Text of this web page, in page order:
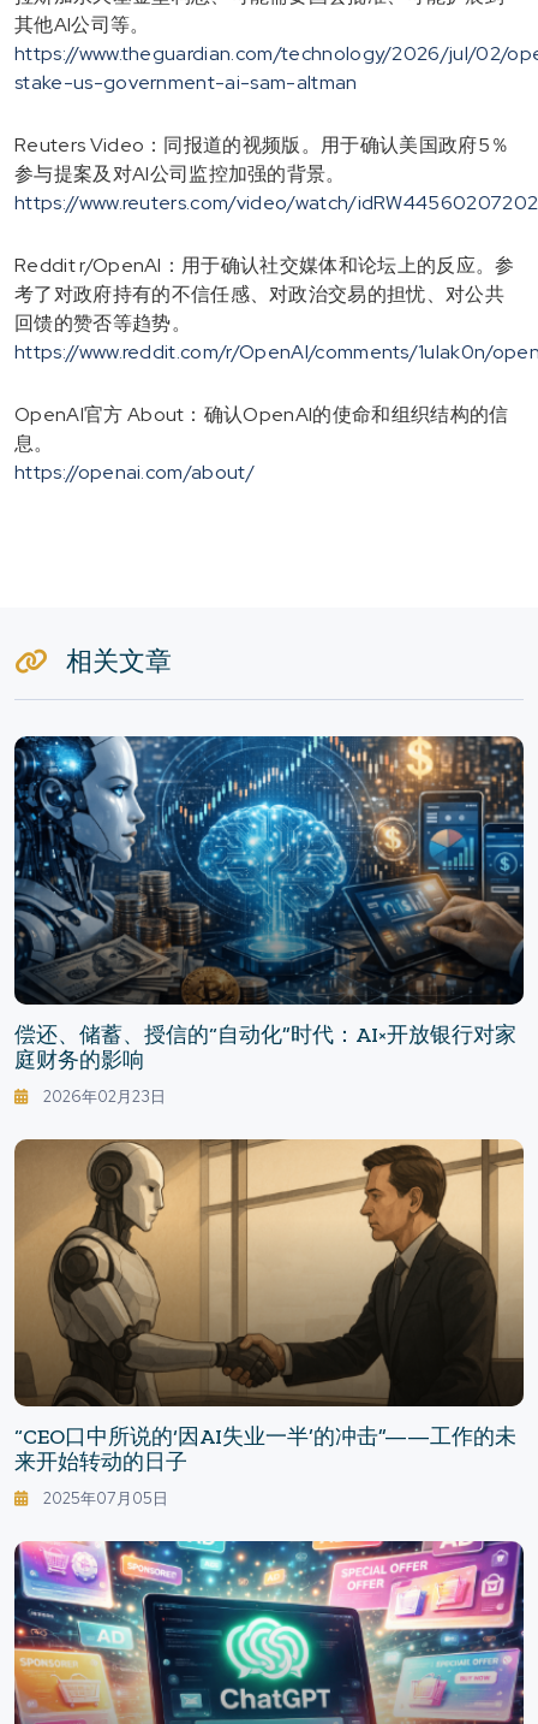
其他AI公司等。
https://www.theguardian.com/technology/2026/jul/02/
stake-us-government-ai-sam-altman
Reuters Video：同报道的视频版。用于确认美国政府5％
参与提案及对AI公司监控加强的背景。
https://www.reuters.com/video/watch/
Reddit r/OpenAI：用于确认社交媒体和论坛上的反应。参
考了对政府持有的不信任感、对政治交易的担忧、对公共
回馈的赞否等趋势。
https://www.reddit.com/r/OpenAI/comments/1ulak0n/
OpenAI官方 About：确认OpenAI的使命和组织结构的信
息。
https://openai.com/about/
相关文章
偿还、储蓄、授信的“自动化”时代：AI×开放银行对家
庭财务的影响
2026年02月23日
“CEO口中所说的‘因AI失业一半’的冲击”——工作的未
来开始转动的日子
2025年07月05日